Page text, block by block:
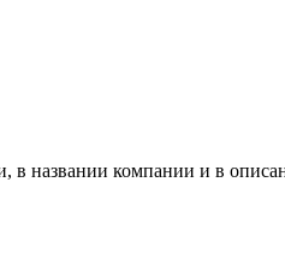
в названии компании и в